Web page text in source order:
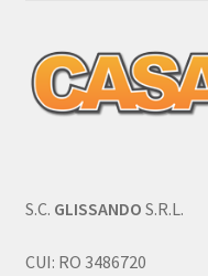
S.C. GLISSANDO S.R.L.
CUI: RO 3486720